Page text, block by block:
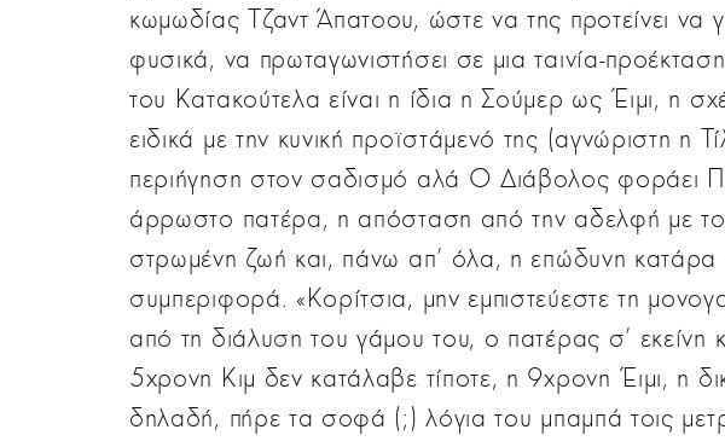
κωμωδίας Τζαντ Άπατοου, ώστε να της προτείνει να
φυσικά, να πρωταγωνιστήσει σε μια ταινία-
του Κατακούτελα είναι η ίδια η Σούμερ ως Έιμι, η
ειδικά με την κυνική προϊστάμενό της (αγνώριστη η
περιήγηση στον σαδισμό αλά Ο Διάβολος φοράει
άρρωστο πατέρα, η απόσταση από την αδελφή με
στρωμένη ζωή και, πάνω απ' όλα, η επώδυνη κατάρα
συμπεριφορά. «Κορίτσια, μην εμπιστεύεστε τη
από τη διάλυση του γάμου του, ο πατέρας σ' εκείνη
5χρονη Κιμ δεν κατάλαβε τίποτε, η 9χρονη Έιμι, η
δηλαδή, πήρε τα σοφά (;) λόγια του μπαμπά τοις